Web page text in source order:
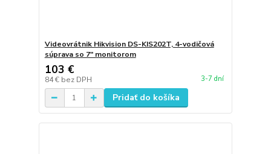
Videovrátnik Hikvision DS-KIS202T, 4-vodičová
súprava so 7″ monitorom
103 €
84 € bez DPH 3-7 dní
Pridať do košíka